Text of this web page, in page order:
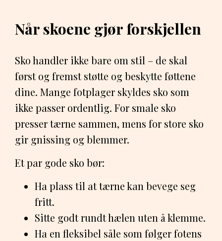
Når skoene gjør forskjellen
Sko handler ikke bare om stil – de skal
først og fremst støtte og beskytte føttene
dine. Mange fotplager skyldes sko som
ikke passer ordentlig. For smale sko
presser tærne sammen, mens for store sko
gir gnissing og blemmer.
Et par gode sko bør:
Ha plass til at tærne kan bevege seg
fritt.
Sitte godt rundt hælen uten å klemme.
Ha en fleksibel såle som følger fotens